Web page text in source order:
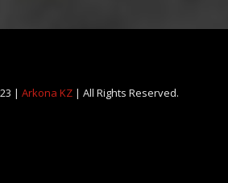
|Arkona KZ | All Rights Reserved.